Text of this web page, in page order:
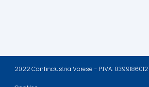
2022 Confindustria Varese - P.IVA: